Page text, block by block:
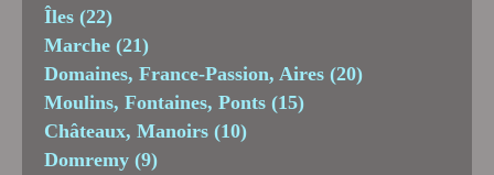
Îles (22)
Marche (21)
Domaines, France-Passion, Aires (20)
Moulins, Fontaines, Ponts (15)
Châteaux, Manoirs (10)
Domremy (9)